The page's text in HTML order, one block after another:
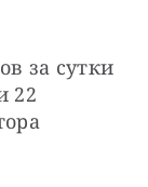
за сутки
22